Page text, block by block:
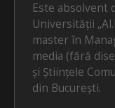
Este absolvent
Universității
master în
media (fără
și Științele
din București.